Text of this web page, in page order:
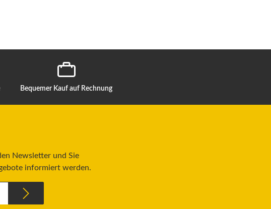
Bequemer Kauf auf Rechnung
Newsletter und Sie
informiert werden.